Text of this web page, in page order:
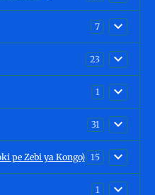
7
23
1
31
pe Zebi ya Kongo) 15
1